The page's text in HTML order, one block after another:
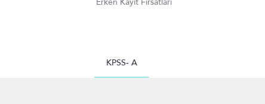
KPSS- A